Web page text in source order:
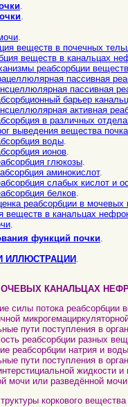
.
.
.
веществ в почечных
веществ в канальцах
реабсорбции
пассивная
пассивная
барьер
активная
в различных
выведения вещества
воды.
ионов.
глюкозы.
аминокислот.
слабых кислот и
белков.
реабсорбции в мочевых
веществ в канальцах
.
функций почки.
ИЛЛЮСТРАЦИИ .
КАНАЛЬЦАХ
силы потока реабсорбции
пути поступления в
реабсорбции разных
реабсорбции натрия и
пути поступления в
жидкости
мочи или разведённой
коркового